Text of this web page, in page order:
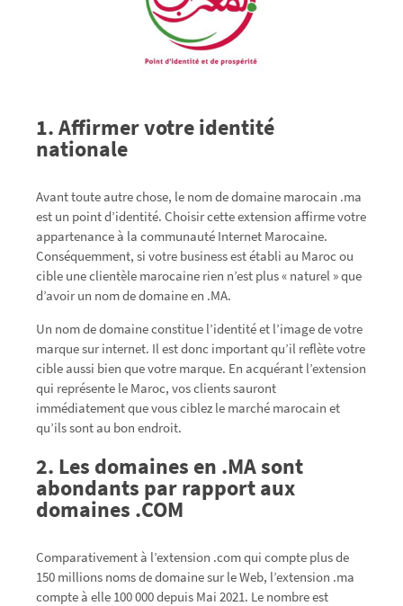
1. Affirmer votre identité
nationale
Avant toute autre chose, le nom de domaine marocain .ma
est un point d’identité. Choisir cette extension affirme votre
appartenance à la communauté Internet Marocaine.
Conséquemment, si votre business est établi au Maroc ou
cible une clientèle marocaine rien n’est plus « naturel » que
d’avoir un nom de domaine en .MA.
Un nom de domaine constitue l’identité et l’image de votre
marque sur internet. Il est donc important qu’il reflète votre
cible aussi bien que votre marque. En acquérant l’extension
qui représente le Maroc, vos clients sauront
immédiatement que vous ciblez le marché marocain et
qu’ils sont au bon endroit.
2. Les domaines en .MA sont
abondants par rapport aux
domaines .COM
Comparativement à l’extension .com qui compte plus de
150 millions noms de domaine sur le Web, l’extension .ma
compte à elle 100 000 depuis Mai 2021. Le nombre est